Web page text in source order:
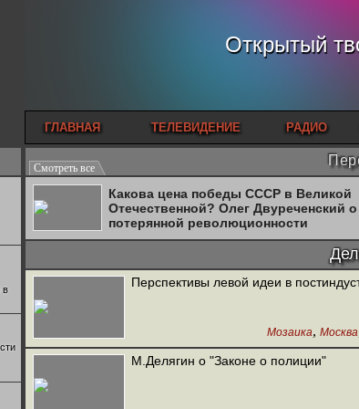
Открытый
ГЛАВНАЯ ТЕЛЕВИДЕНИЕ РАДИО
в
Смотреть все
Какова цена победы СССР в Великой
Отечественной? Олег Двуреченский о
потерянной революционности
Перспективы левой идеи в
Мозаика, Москва
М.Делягин о "Законе о полиции"